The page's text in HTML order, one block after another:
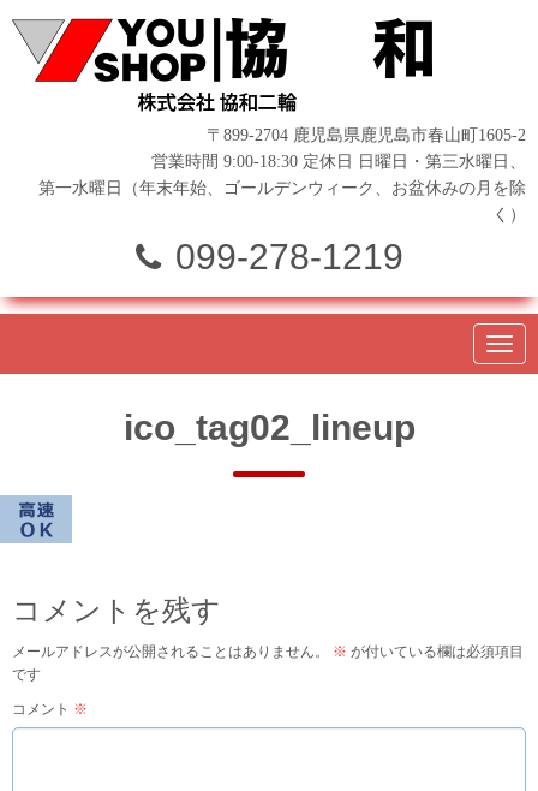
〒899-2704 鹿児島県鹿児島市春山町1605-2
営業時間 9:00-18:30 定休日 日曜日・第三水曜日、
第一水曜日（年末年始、ゴールデンウィーク、お盆休みの月を除
く）
099-278-1219
N
a
ico_tag02_lineup
コメントを残す
メールアドレスが公開されることはありません。 ※ が付いている欄は必須項目
です
コメント ※